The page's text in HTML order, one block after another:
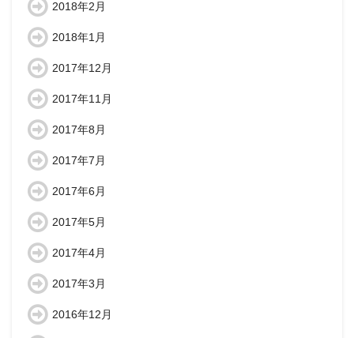
2018年2月
2018年1月
2017年12月
2017年11月
2017年8月
2017年7月
2017年6月
2017年5月
2017年4月
2017年3月
2016年12月